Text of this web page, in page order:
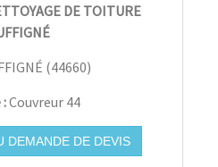
DE TOITURE
(44660)
Couvreur 44
DEMANDE DE DEVIS